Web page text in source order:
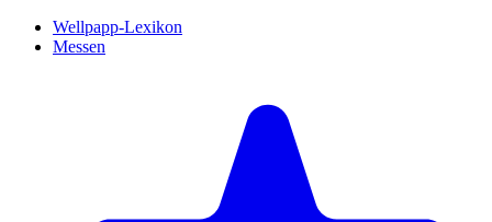
Wellpapp-Lexikon
Messen